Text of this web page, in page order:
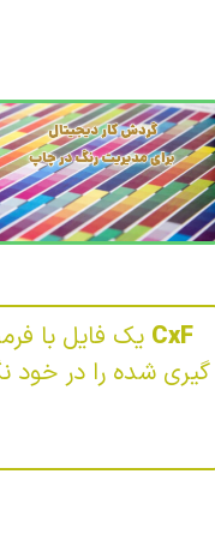
CxF یک فایل با
گیری شده را در خود